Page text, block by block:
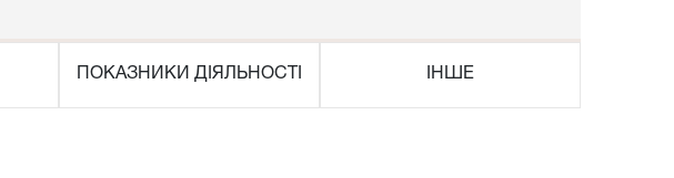
ПОКАЗНИКИ ДІЯЛЬНОСТІ ІНШЕ